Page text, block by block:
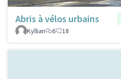
Abris à vélos urbains
Kyllian
6 18